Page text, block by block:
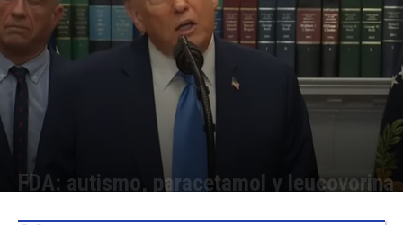
FDA: autismo, paracetamol y leucovorina